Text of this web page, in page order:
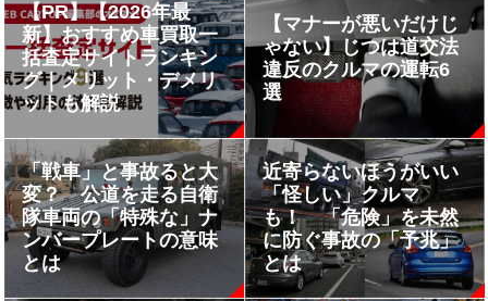
【PR】【2026年最
新】おすすめ車買取一
括査定サイトランキン
グ｜メリット・デメリ
ットも解説
【マナーが悪いだけじ
ゃない】じつは道交法
違反のクルマの運転6
選
「戦車」と事故ると大
変？ 公道を走る自衛
隊車両の「特殊な」ナ
ンバープレートの意味
とは
近寄らないほうがいい
「怪しい」クルマ
も！ 「危険」を未然
に防ぐ事故の「予兆」
とは